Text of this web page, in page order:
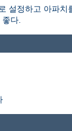
설정하고 아파치
좋다.